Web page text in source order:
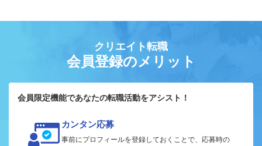
クリエイト転職
会員登録のメリット
会員限定機能であなたの転職活動をアシスト！
カンタン応募
事前にプロフィールを登録しておくことで、応募時の